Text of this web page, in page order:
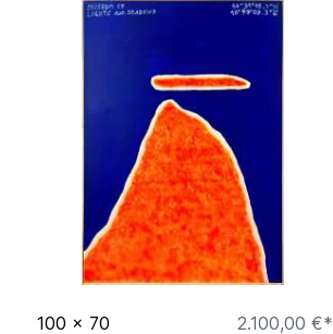
Gruppen Ausstellung
NOSW
Galerie Neurotitan
Hackesche Höfe, Berlin
Gruppen Ausstellung
100 x 70
2.100,00 €*